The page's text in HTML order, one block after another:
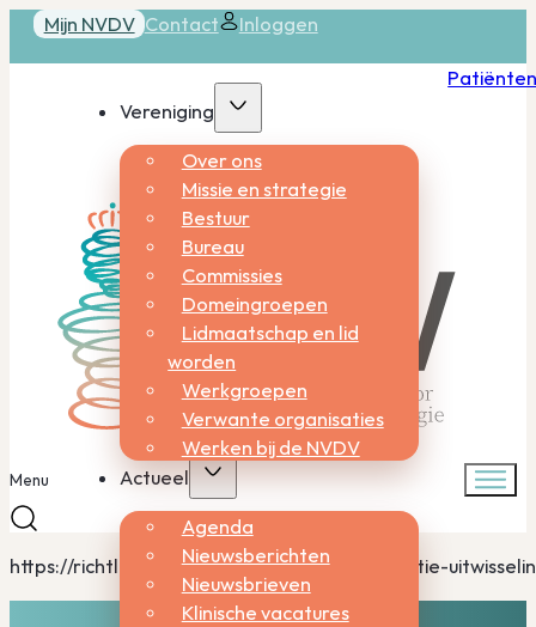
Mijn NVDV Contact Inloggen
Vereniging
Over ons
Missie en strategie
Bestuur
Bureau
Commissies
Domeingroepen
Lidmaatschap en lid
worden
Werkgroepen
Verwante organisaties
Werken bij de NVDV
Actueel
Agenda
Nieuwsberichten
Nieuwsbrieven
Klinische vacatures
Menu
https://richtlijnendatabase.nl/richtlijn/informatie-